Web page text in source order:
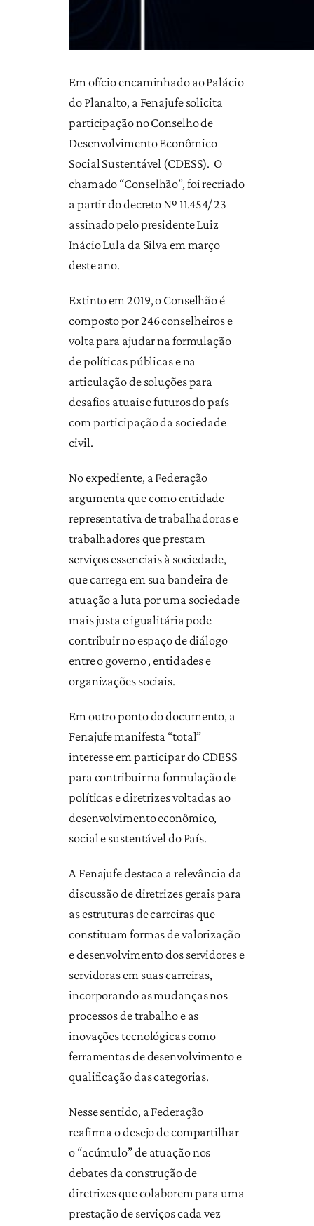
Em ofício encaminhado ao Palácio
do Planalto, a Fenajufe solicita
participação no Conselho de
Desenvolvimento Econômico
Social Sustentável (CDESS). O
chamado “Conselhão”, foi recriado
a partir do decreto Nº 11.454/ 23
assinado pelo presidente Luiz
Inácio Lula da Silva em março
deste ano.
Extinto em 2019, o Conselhão é
composto por 246 conselheiros e
volta para ajudar na formulação
de políticas públicas e na
articulação de soluções para
desafios atuais e futuros do país
com participação da sociedade
civil.
No expediente, a Federação
argumenta que como entidade
representativa de trabalhadoras e
trabalhadores que prestam
serviços essenciais à sociedade,
que carrega em sua bandeira de
atuação a luta por uma sociedade
mais justa e igualitária pode
contribuir no espaço de diálogo
entre o governo , entidades e
organizações sociais.
Em outro ponto do documento, a
Fenajufe manifesta “total”
interesse em participar do CDESS
para contribuir na formulação de
políticas e diretrizes voltadas ao
desenvolvimento econômico,
social e sustentável do País.
A Fenajufe destaca a relevância da
discussão de diretrizes gerais para
as estruturas de carreiras que
constituam formas de valorização
e desenvolvimento dos servidores e
servidoras em suas carreiras,
incorporando as mudanças nos
processos de trabalho e as
inovações tecnológicas como
ferramentas de desenvolvimento e
qualificação das categorias.
Nesse sentido, a Federação
reafirma o desejo de compartilhar
o “acúmulo” de atuação nos
debates da construção de
diretrizes que colaborem para uma
prestação de serviços cada vez